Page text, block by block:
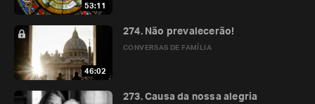
53:11
46:02
CONVERSAS DE FAMÍLIA
274. Não prevalecerão!
273. Causa da nossa alegria